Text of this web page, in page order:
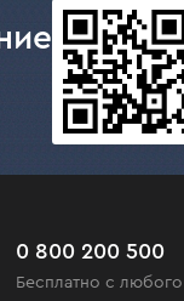
0 800 200 500
Бесплатно с